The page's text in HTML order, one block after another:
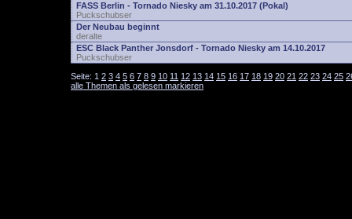
FASS Berlin - Tornado Niesky am 31.10.2017 (Pokal)
Puckschubser
Der Neubau beginnt
deralte
ESC Black Panther Jonsdorf - Tornado Niesky am 14.10.2017
Puckschubser
Seite: 1 2 3 4 5 6 7 8 9 10 11 12 13 14 15 16 17 18 19 20 21 22 23 24 25
alle Themen als gelesen markieren